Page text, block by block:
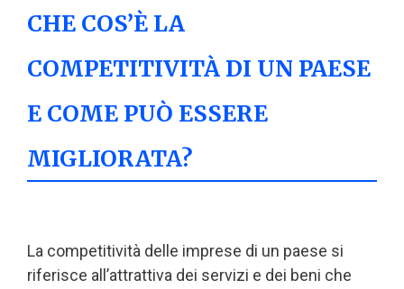
CHE COS’È LA
COMPETITIVITÀ DI UN PAESE
E COME PUÒ ESSERE
MIGLIORATA?
La competitività delle imprese di un paese si
riferisce all’attrattiva dei servizi e dei beni che